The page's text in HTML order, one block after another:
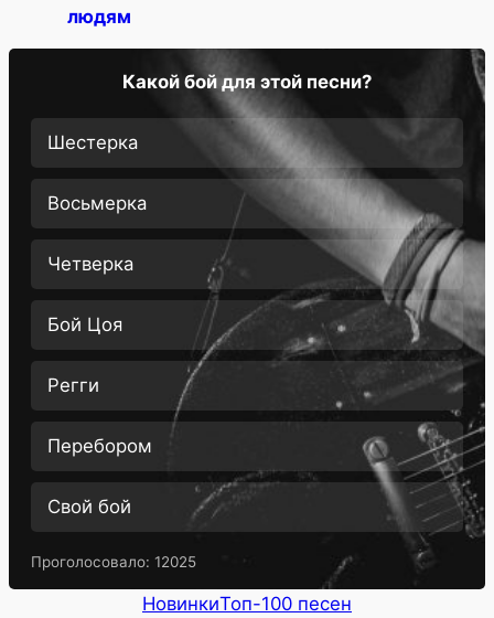
людям
Какой бой для этой песни?
Шестерка
Восьмерка
Четверка
Бой Цоя
Регги
Перебором
Свой бой
Проголосовало: 12025
НовинкиТоп-100 песен